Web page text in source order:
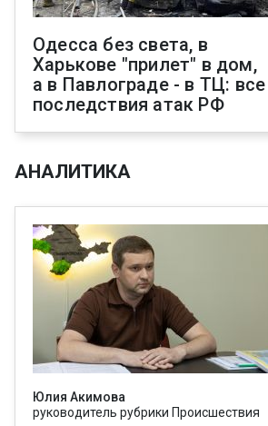
Одесса без света, в
Харькове "прилет" в дом,
а в Павлограде - в ТЦ: все
последствия атак РФ
АНАЛИТИКА
Юлия Акимова
руководитель рубрики Происшествия